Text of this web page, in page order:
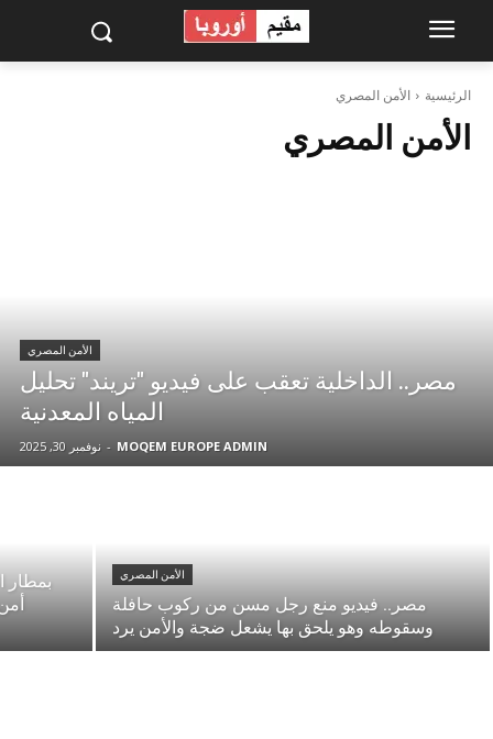
الرئيسية الأمن المصري
الأمن المصري
الأمن المصري
مصر.. الداخلية تعقب على فيديو "تريند" تحليل
المياه المعدنية
MOQEM EUROPE ADMIN
- نوفمبر 30, 2025
الأمن المصري
مصر.. فيديو منع رجل مسن من ركوب حافلة
وسقوطه وهو يلحق بها يشعل ضجة والأمن يرد
بمطار